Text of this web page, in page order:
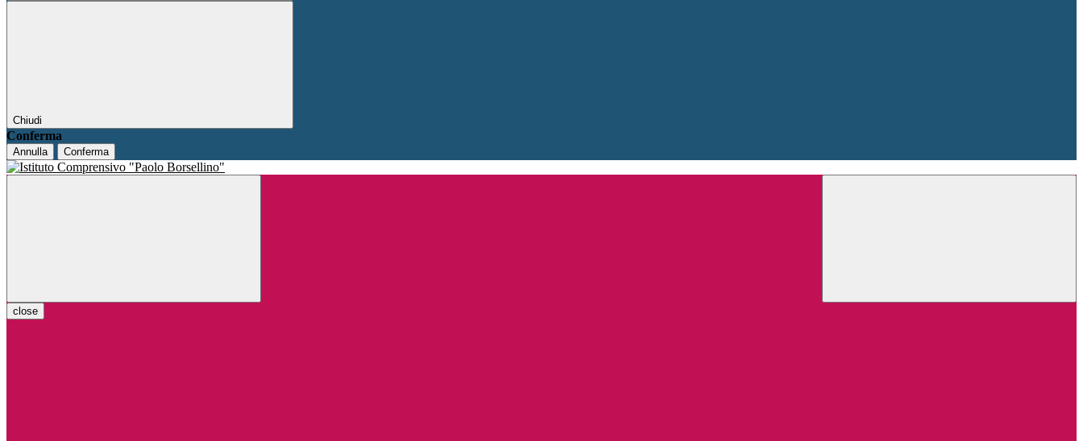
Chiudi
Conferma
Annulla Conferma
close